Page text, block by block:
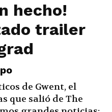
hecho!
trailer
de Gwent, el
que salió de The